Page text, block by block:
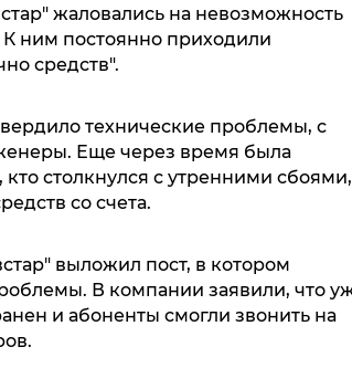
жаловались на невозможность
К ним постоянно приходили
средств".
технические проблемы, с
Еще через время была
столкнулся с утренними сбоями,
со счета.
выложил пост, в котором
В компании заявили, что
и абоненты смогли звонить на